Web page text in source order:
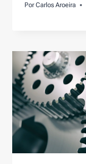
Por Carlos Aroeira